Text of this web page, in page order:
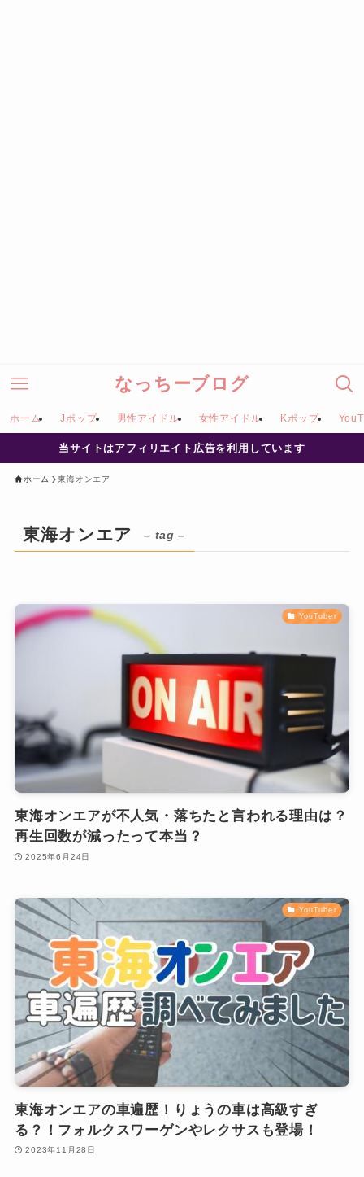
なっちーブログ
ホーム Jポップ 男性アイドル 女性アイドル Kポップ
当サイトはアフィリエイト広告を利用しています
ホーム 東海オンエア
東海オンエア – tag –
YouTuber
東海オンエアが不人気・落ちたと言われる理由は？
再生回数が減ったって本当？
2025年6月24日
YouTuber
東海オンエアの車遍歴！りょうの車は高級すぎ
る？！フォルクスワーゲンやレクサスも登場！
2023年11月28日